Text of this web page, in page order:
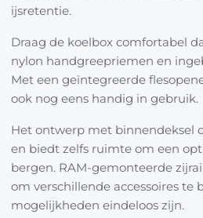
ijsretentie.
Draag de koelbox comfortabel
nylon handgreepriemen en
Met een geïntegreerde
ook nog eens handig in gebruik.
Het ontwerp met binnendeksel
en biedt zelfs ruimte om een
bergen. RAM-gemonteerde
om verschillende accessoires te
mogelijkheden eindeloos zijn.